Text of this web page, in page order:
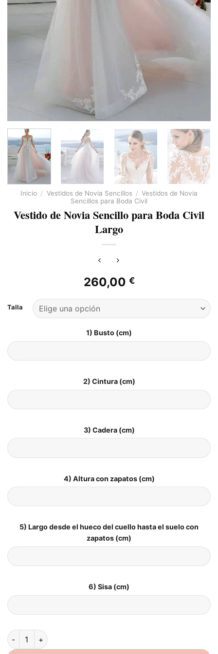
Inicio / Vestidos de Novia Sencillos / Vestidos de Novia
Sencillos para Boda Civil
Vestido de Novia Sencillo para Boda Civil
Largo
260,00 €
Talla
1) Busto (cm)
2) Cintura (cm)
3) Cadera (cm)
4) Altura con zapatos (cm)
5) Largo desde el hueco del cuello hasta el suelo con
zapatos (cm)
6) Sisa (cm)
Vestido de Novia Sencillo para Boda Civil Largo cantidad